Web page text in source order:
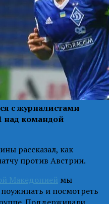
с журналистами
над командой
рассказал, как
против Австрии.
Македонией мы
и посмотреть